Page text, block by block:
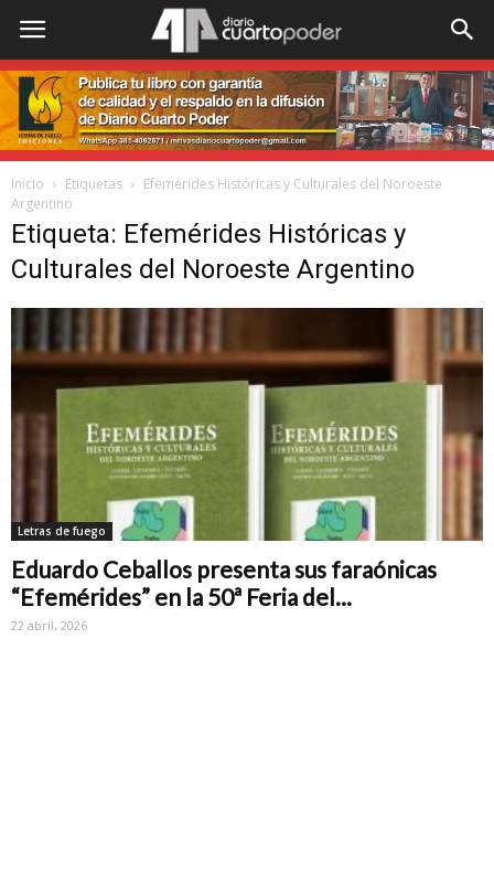
Inicio Etiquetas
Efemérides Históricas y Culturales del Noroeste
Argentino
Etiqueta: Efemérides Históricas y
Culturales del Noroeste Argentino
Letras de fuego
Eduardo Ceballos presenta sus faraónicas
“Efemérides” en la 50ª Feria del...
22 abril, 2026